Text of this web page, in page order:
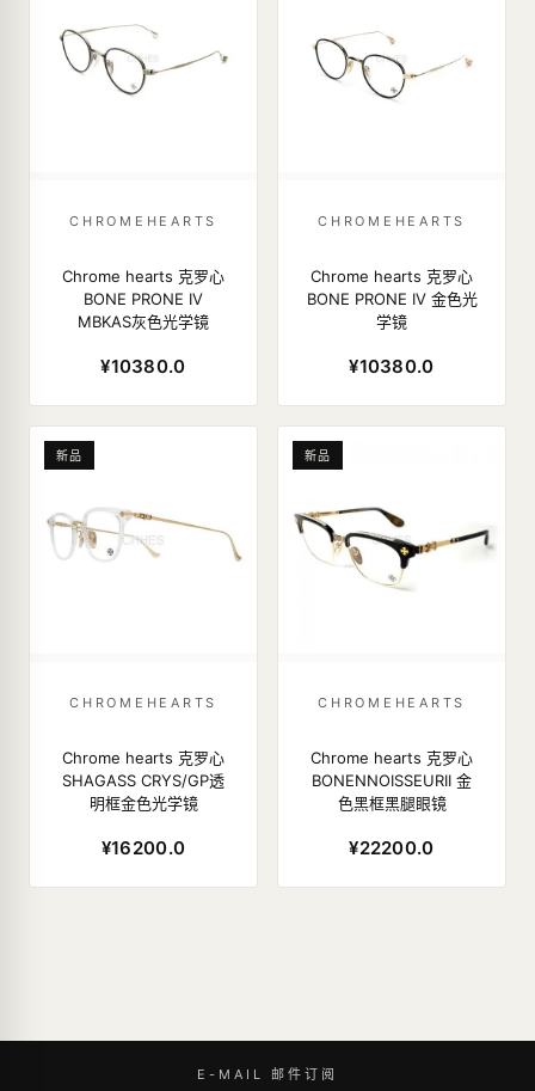
CHROMEHEARTS
Chrome hearts 克罗心
BONE PRONE IV
MBKAS灰色光学镜
¥10380.0
CHROMEHEARTS
Chrome hearts 克罗心
BONE PRONE IV 金色光
学镜
¥10380.0
新品
CHROMEHEARTS
Chrome hearts 克罗心
SHAGASS CRYS/GP透
明框金色光学镜
¥16200.0
新品
CHROMEHEARTS
Chrome hearts 克罗心
BONENNOISSEURII 金
色黑框黑腿眼镜
¥22200.0
E-MAIL 邮件订阅